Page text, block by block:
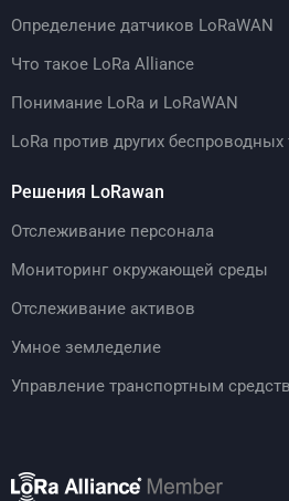
Определение датчиков LoRaWAN
Что такое LoRa Alliance
Понимание LoRa и LoRaWAN
LoRa против других беспроводных
Решения LoRawan
Отслеживание персонала
Мониторинг окружающей среды
Отслеживание активов
Умное земледелие
Управление транспортным